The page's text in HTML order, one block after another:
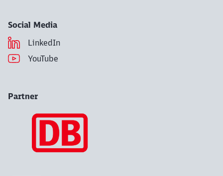
Social Media
LinkedIn
YouTube
Partner